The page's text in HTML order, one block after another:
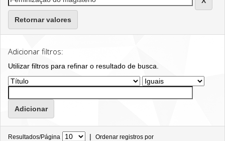
Retornar valores
Adicionar filtros:
Utilizar filtros para refinar o resultado de busca.
Resultados/Página | Ordenar registros por